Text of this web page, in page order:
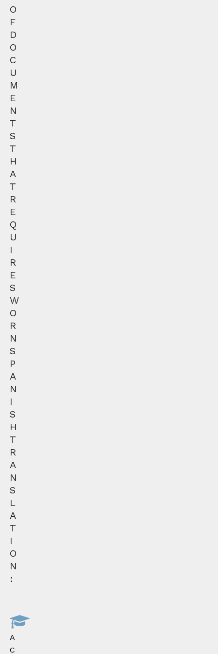
O
F
D
O
C
U
M
E
N
T
S
T
H
A
T
R
E
Q
U
I
R
E
S
W
O
R
N
S
P
A
N
I
S
H
T
R
A
N
S
L
A
T
I
O
N
:
A
C